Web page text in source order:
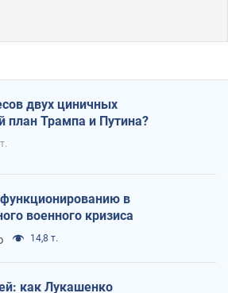
двух циничных
план Трампа и Путина?
в
военного кризиса
14,8 т.
как Лукашенко